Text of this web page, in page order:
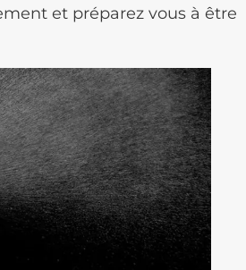
et préparez vous à être